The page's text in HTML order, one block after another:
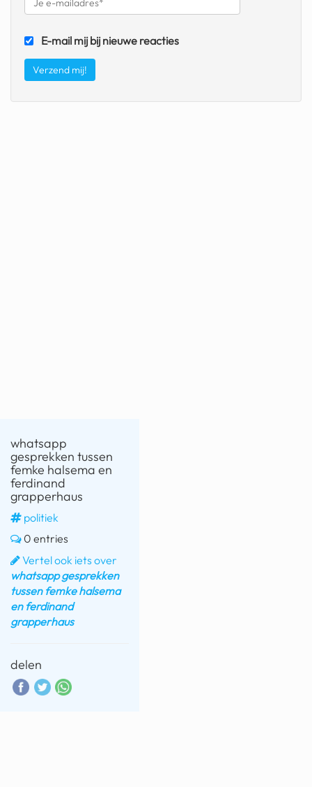
E-mail mij bij nieuwe reacties
whatsapp
gesprekken tussen
femke halsema en
ferdinand
grapperhaus
politiek
0 entries
Vertel ook iets over
whatsapp gesprekken
tussen femke halsema
en ferdinand
grapperhaus
delen